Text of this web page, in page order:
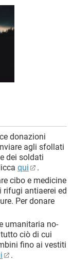
donazioni
agli sfollati
dei soldati
qui
.
cibo e medicine
rifugi antiaerei ed
Per donare
umanitaria no-
ciò di cui
fino ai vestiti
.